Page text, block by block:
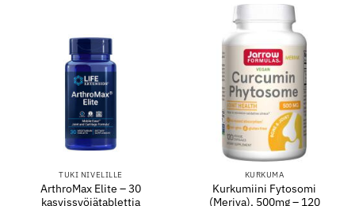
TUKI NIVELILLE
ArthroMax Elite – 30
kasvissyöjätablettia
KURKUMA
Kurkumiini Fytosomi
(Meriva), 500mg – 120